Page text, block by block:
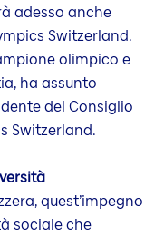
adesso anche
Switzerland.
olimpico e
ha assunto
del Consiglio
Switzerland.
quest’impegno
sociale che